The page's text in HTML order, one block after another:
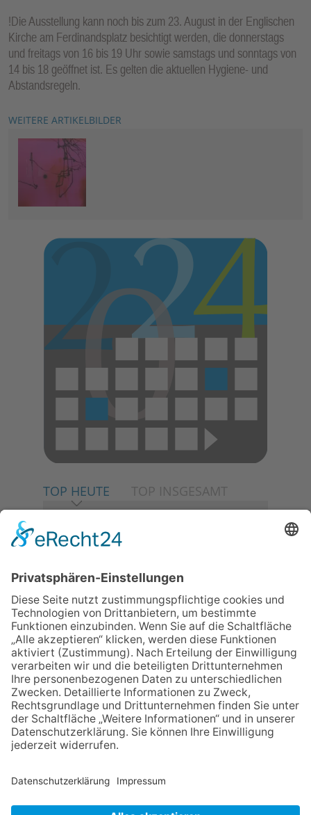
!Die Ausstellung kann noch bis zum 23. August in der Englischen
Kirche am Ferdinandsplatz besichtigt werden, die donnerstags
und freitags von 16 bis 19 Uhr sowie samstags und sonntags von
14 bis 18 geöffnet ist. Es gelten die aktuellen Hygiene- und
Abstandsregeln.
WEITERE ARTIKELBILDER
TOP HEUTE TOP INSGESAMT
06.08.2026
Baustellenführung führt auch in
die Zukunft der Stadt
Königstein
30.07.2026
Ganz Niederhöchstadt wird zur
Festmeile
06.08.2026
Klinikforum zum Thema
Karpaltunnelsyndrom
06.08.2026
Gewinnspiel zum Start ins
Schuljahr
NACH OBEN